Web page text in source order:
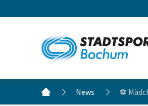
News ⚽